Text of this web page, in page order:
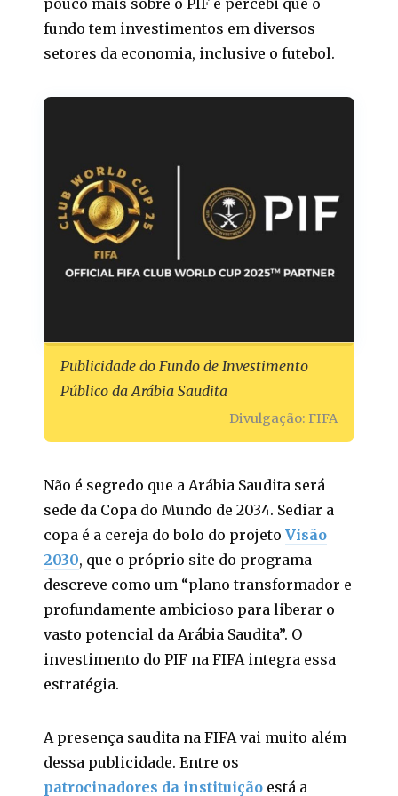
fundo tem investimentos em diversos
setores da economia, inclusive o futebol.
Publicidade do Fundo de Investimento
Público da Arábia Saudita
Divulgação: FIFA
Não é segredo que a Arábia Saudita será
sede da Copa do Mundo de 2034. Sediar a
copa é a cereja do bolo do projeto Visão
2030, que o próprio site do programa
descreve como um “plano transformador e
profundamente ambicioso para liberar o
vasto potencial da Arábia Saudita”. O
investimento do PIF na FIFA integra essa
estratégia.
A presença saudita na FIFA vai muito além
dessa publicidade. Entre os
patrocinadores da instituiçãoestá a